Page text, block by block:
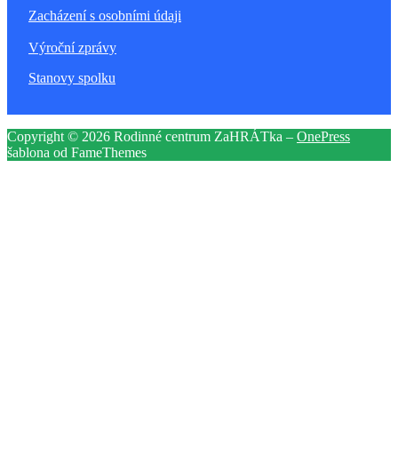
Zacházení s osobními údaji
Výroční zprávy
Stanovy spolku
Copyright © 2026 Rodinné centrum ZaHRÁTka – OnePress
šablona od FameThemes